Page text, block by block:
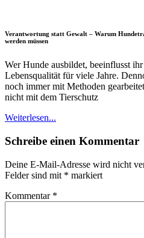
Verantwortung statt Gewalt – Warum
werden müssen
Wer Hunde ausbildet, beeinflusst
Lebensqualität für viele Jahre.
noch immer mit Methoden
nicht mit dem Tierschutz
Weiterlesen...
Schreibe einen Kommentar
Deine E-Mail-Adresse wird nicht
Felder sind mit * markiert
Kommentar *